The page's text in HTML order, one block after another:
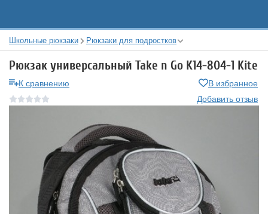
Школьные рюкзаки Рюкзаки для подростков
Рюкзак универсальный Take n Go K14-804-1 Kite
К сравнению
В избранное
Добавить отзыв